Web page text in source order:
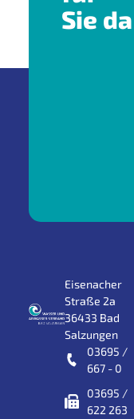
Sie da
Eisenacher
Straße 2a
36433 Bad
Salzungen
03695 /
667 - 0
03695 /
622 263